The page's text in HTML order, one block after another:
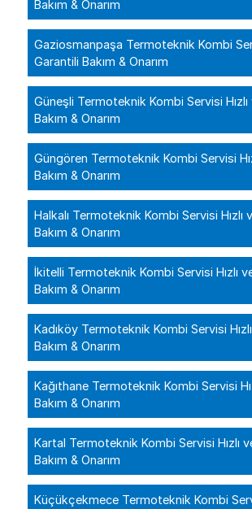
Bakım & Onarım
Gaziosmanpaşa Termoteknik Kombi
Garantili Bakım & Onarım
Güneşli Termoteknik Kombi Servisi
Bakım & Onarım
Güngören Termoteknik Kombi Servisi
Bakım & Onarım
Halkalı Termoteknik Kombi Servisi Hızlı
Bakım & Onarım
İkitelli Termoteknik Kombi Servisi Hızlı
Bakım & Onarım
Kadıköy Termoteknik Kombi Servisi
Bakım & Onarım
Kağıthane Termoteknik Kombi Servisi
Bakım & Onarım
Kartal Termoteknik Kombi Servisi Hızlı
Bakım & Onarım
Küçükçekmece Termoteknik Kombi